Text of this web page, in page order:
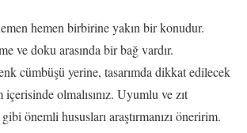
hemen birbirine yakın bir konudur.
ve doku arasında bir bağ vardır.
cümbüşü yerine, tasarımda dikkat edilecek
olmalısınız. Uyumlu ve zıt
önemli hususları araştırmanızı öneririm.